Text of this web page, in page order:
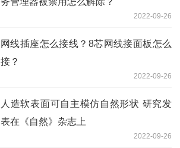
2022-09-26
网线插座怎么接线？8芯网线接面板怎么
接？
2022-09-26
人造软表面可自主模仿自然形状 研究发
表在《自然》杂志上
2022-09-26